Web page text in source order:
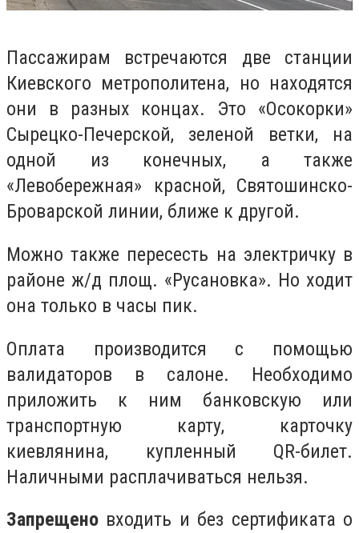
Пассажирам встречаются две станции
Киевского метрополитена, но находятся
они в разных концах. Это «Осокорки»
Сырецко-Печерской, зеленой ветки, на
одной из конечных, а также
«Левобережная» красной, Святошинско-
Броварской линии, ближе к другой.
Можно также пересесть на электричку в
районе ж/д площ. «Русановка». Но ходит
она только в часы пик.
Оплата производится с помощью
валидаторов в салоне. Необходимо
приложить к ним банковскую или
транспортную карту, карточку
киевлянина, купленный QR-билет.
Наличными расплачиваться нельзя.
Запрещено входить и без сертификата о